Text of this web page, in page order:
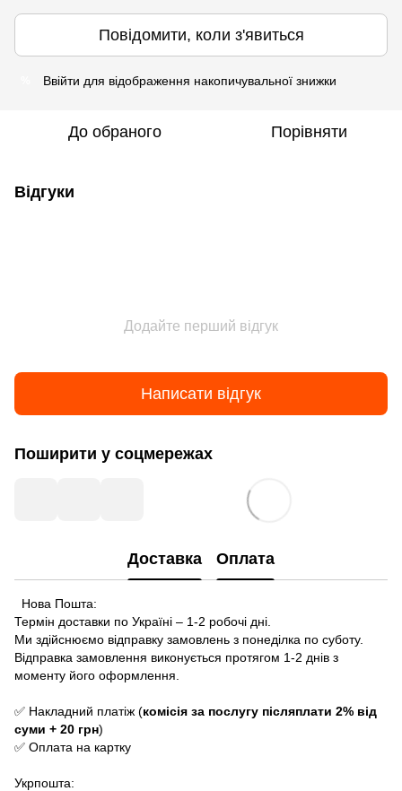
Повідомити, коли з'явиться
Ввійти для відображення накопичувальної знижки
До обраного Порівняти
Відгуки
Додайте перший відгук
Написати відгук
Поширити у соцмережах
Доставка Оплата
Нова Пошта:
Термін доставки по Україні – 1-2 робочі дні.
Ми здійснюємо відправку замовлень з понеділка по суботу.
Відправка замовлення виконується протягом 1-2 днів з
моменту його оформлення.
✅ Накладний платіж (комісія за послугу післяплати 2% від
суми + 20 грн)
✅ Оплата на картку
Укрпошта: